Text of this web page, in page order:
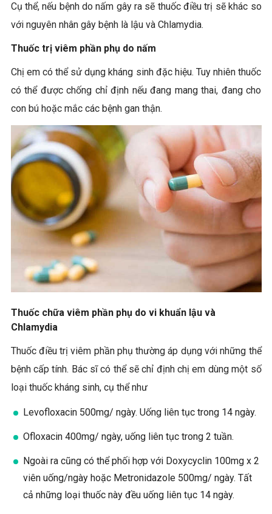
Cụ thể, nếu bệnh do nấm gây ra sẽ thuốc điều trị sẽ khác so
với nguyên nhân gây bệnh là lậu và Chlamydia.
Thuốc trị viêm phần phụ do nấm
Chị em có thể sử dụng kháng sinh đặc hiệu. Tuy nhiên thuốc
có thể được chống chỉ định nếu đang mang thai, đang cho
con bú hoặc mắc các bệnh gan thận.
Thuốc chữa viêm phần phụ do vi khuẩn lậu và
Chlamydia
Thuốc điều trị viêm phần phụ thường áp dụng với những thể
bệnh cấp tính. Bác sĩ có thể sẽ chỉ định chị em dùng một số
loại thuốc kháng sinh, cụ thể như
Levofloxacin 500mg/ ngày. Uống liên tục trong 14 ngày.
Ofloxacin 400mg/ ngày, uống liên tục trong 2 tuần.
Ngoài ra cũng có thể phối hợp với Doxycyclin 100mg x 2
viên uống/ngày hoặc Metronidazole 500mg/ ngày. Tất
cả những loại thuốc này đều uống liên tục 14 ngày.